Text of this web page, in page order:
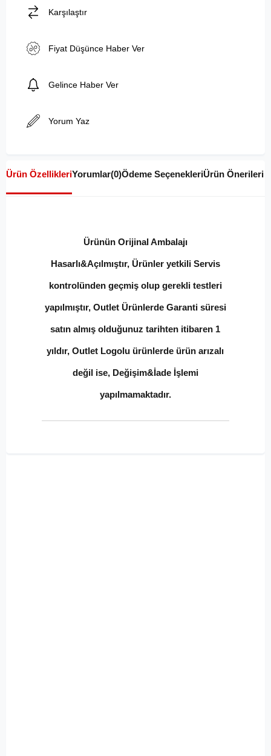
Karşılaştır
Fiyat Düşünce Haber Ver
Gelince Haber Ver
Yorum Yaz
Ürün ÖzellikleriYorumlar(0)Ödeme SeçenekleriÜrün Önerileri
Ürünün Orijinal Ambalajı
Hasarlı&Açılmıştır, Ürünler yetkili Servis
kontrolünden geçmiş olup gerekli testleri
yapılmıştır, Outlet Ürünlerde Garanti süresi
satın almış olduğunuz tarihten itibaren 1
yıldır, Outlet Logolu ürünlerde ürün arızalı
değil ise, Değişim&İade İşlemi
yapılmamaktadır.